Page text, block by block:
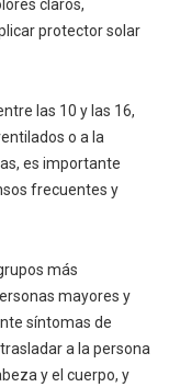
claros,
protector solar
las 10 y las 16,
o a la
es importante
frecuentes y
más
mayores y
síntomas de
a la persona
y el cuerpo, y